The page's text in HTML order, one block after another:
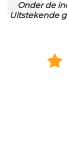
Onder de
Uitstekende